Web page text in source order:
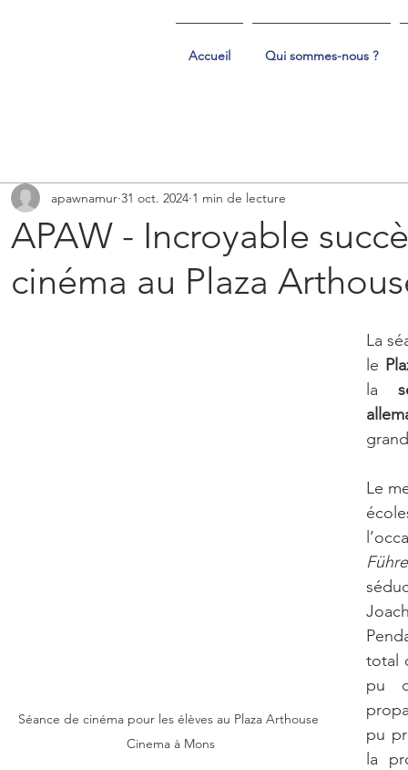
Accueil Qui sommes-nous ?
APAW - Incroyable
cinéma au Plaza
apawnamur 31 oct. 2024 1 min de lecture
Séance de cinéma pour les élèves au Plaza Arthouse
Cinema à Mons
La
le
la
Le
total
pu
pu
la